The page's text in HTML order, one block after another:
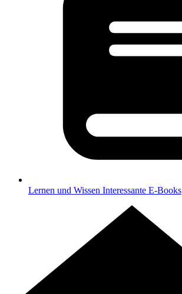
Lernen und Wissen Interessante E-Books